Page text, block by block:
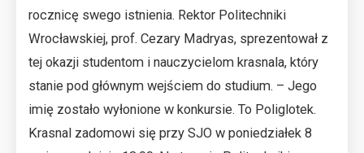
rocznicę swego istnienia. Rektor Politechniki
Wrocławskiej, prof. Cezary Madryas, sprezentował z
tej okazji studentom i nauczycielom krasnala, który
stanie pod głównym wejściem do studium. – Jego
imię zostało wyłonione w konkursie. To Poliglotek.
Krasnal zadomowi się przy SJO w poniedziałek 8